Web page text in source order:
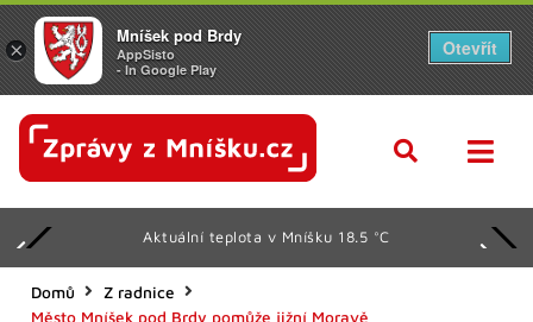
Aktuální teplota v Mníšku 18.5 °C
Domů
Z radnice
Město Mníšek pod Brdy pomůže jižní Moravě
×
Mníšek pod Brdy
AppSisto
- In Google Play
Otevřít